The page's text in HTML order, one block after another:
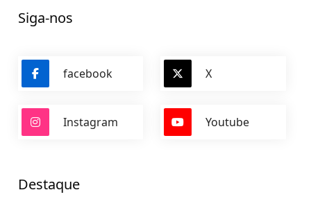
Siga-nos
facebook X
Instagram Youtube
Destaque